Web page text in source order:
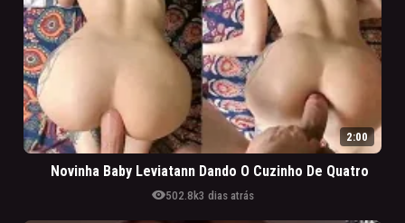
2:00
Novinha Baby Leviatann Dando O Cuzinho De Quatro
visibility502.8k3 dias atrás